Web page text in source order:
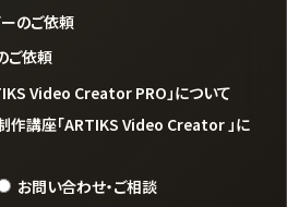
のご依頼
ご依頼
Video Creator PRO」について
作講座「ARTIKS Video Creator 」に
お問い合わせ・ご相談